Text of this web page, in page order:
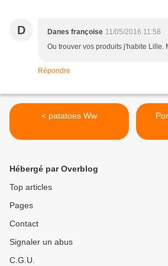
D Danes françoise 11/05/2016 11:58
Ou trouver vos produits j'habite Lille.
Répondre
< patatoes Ww
Hébergé par Overblog
Top articles
Pages
Contact
Signaler un abus
C.G.U.